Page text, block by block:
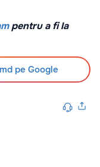
pentru a fi la
pe Google